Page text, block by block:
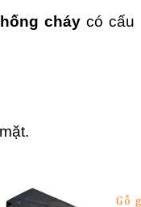
cháy có cấu